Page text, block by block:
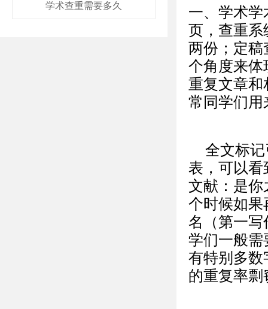
学术查重需要多久
一、学术
页，查重系
两份；定稿
个角度来体
重复文章和
常同学们用
全文标
表，可以看
文献：是你
个时候如果
名（第一写
学们一般需
有特别多数
的重复率剽